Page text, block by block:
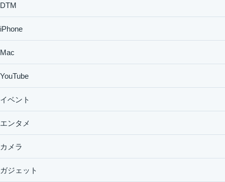
DTM
iPhone
Mac
YouTube
イベント
エンタメ
カメラ
ガジェット